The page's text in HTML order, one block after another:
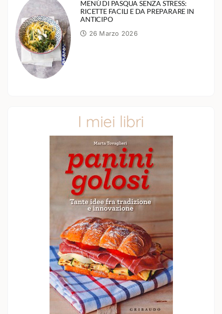
MENÙ DI PASQUA SENZA STRESS:
RICETTE FACILI E DA PREPARARE IN
ANTICIPO
26 Marzo 2026
I miei libri